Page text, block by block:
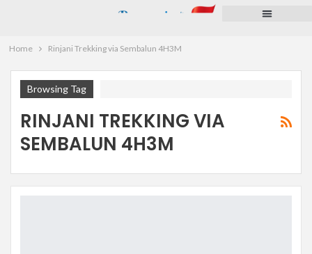
Home Rinjani Trekking via Sembalun 4H3M
Browsing Tag
RINJANI TREKKING VIA
SEMBALUN 4H3M